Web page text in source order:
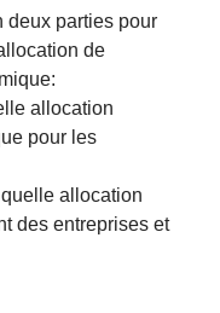
deux parties pour
de
allocation
pour les
allocation
des entreprises et